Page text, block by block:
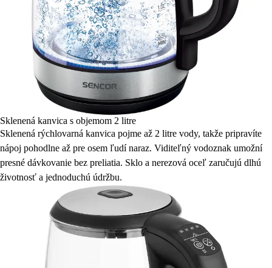
Sklenená kanvica s objemom 2 litre
Sklenená rýchlovarná kanvica pojme až 2 litre vody, takže pripravíte
nápoj pohodlne až pre osem ľudí naraz. Viditeľný vodoznak umožní
presné dávkovanie bez preliatia. Sklo a nerezová oceľ zaručujú dlhú
životnosť a jednoduchú údržbu.